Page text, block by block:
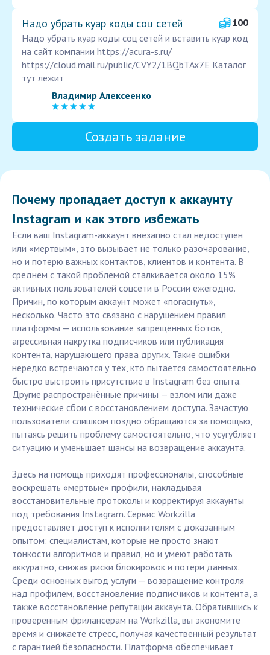
Надо убрать куар коды соц сетей
100
Надо убрать куар коды соц сетей и вставить куар код
на сайт компании https://acura-s.ru/
https://cloud.mail.ru/public/CVY2/1BQbTAx7E Каталог
тут лежит
Владимир Алексеенко
Создать задание
Почему пропадает доступ к аккаунту
Instagram и как этого избежать
Если ваш Instagram-аккаунт внезапно стал недоступен
или «мертвым», это вызывает не только разочарование,
но и потерю важных контактов, клиентов и контента. В
среднем с такой проблемой сталкивается около 15%
активных пользователей соцсети в России ежегодно.
Причин, по которым аккаунт может «погаснуть»,
несколько. Часто это связано с нарушением правил
платформы — использование запрещённых ботов,
агрессивная накрутка подписчиков или публикация
контента, нарушающего права других. Такие ошибки
нередко встречаются у тех, кто пытается самостоятельно
быстро выстроить присутствие в Instagram без опыта.
Другие распространённые причины — взлом или даже
технические сбои с восстановлением доступа. Зачастую
пользователи слишком поздно обращаются за помощью,
пытаясь решить проблему самостоятельно, что усугубляет
ситуацию и уменьшает шансы на возвращение аккаунта.
Здесь на помощь приходят профессионалы, способные
воскрешать «мертвые» профили, накладывая
восстановительные протоколы и корректируя аккаунты
под требования Instagram. Сервис Workzilla
предоставляет доступ к исполнителям с доказанным
опытом: специалистам, которые не просто знают
тонкости алгоритмов и правил, но и умеют работать
аккуратно, снижая риски блокировок и потери данных.
Среди основных выгод услуги — возвращение контроля
над профилем, восстановление подписчиков и контента, а
также восстановление репутации аккаунта. Обратившись к
проверенным фрилансерам на Workzilla, вы экономите
время и снижаете стресс, получая качественный результат
с гарантией безопасности. Платформа обеспечивает